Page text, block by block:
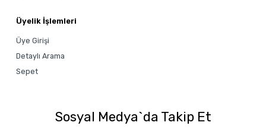
Üyelik İşlemleri
Üye Girişi
Detaylı Arama
Sepet
Sosyal Medya`da Takip Et